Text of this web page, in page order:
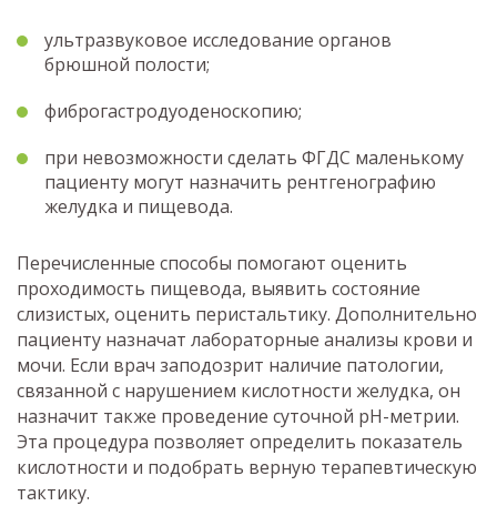
ультразвуковое исследование органов
брюшной полости;
фиброгастродуоденоскопию;
при невозможности сделать ФГДС маленькому
пациенту могут назначить рентгенографию
желудка и пищевода.
Перечисленные способы помогают оценить
проходимость пищевода, выявить состояние
слизистых, оценить перистальтику. Дополнительно
пациенту назначат лабораторные анализы крови и
мочи. Если врач заподозрит наличие патологии,
связанной с нарушением кислотности желудка, он
назначит также проведение суточной рН-метрии.
Эта процедура позволяет определить показатель
кислотности и подобрать верную терапевтическую
тактику.